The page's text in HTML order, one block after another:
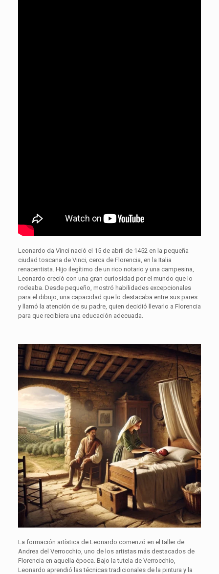
Leonardo da Vinci nació el 15 de abril de 1452 en la pequeña
ciudad toscana de Vinci, cerca de Florencia, en la Italia
renacentista. Hijo ilegítimo de un rico notario y una campesina,
Leonardo creció con una gran curiosidad por el mundo que lo
rodeaba. Desde pequeño, mostró habilidades excepcionales
para el dibujo, una capacidad que lo destacaba entre sus pares
y llamó la atención de su padre, quien decidió llevarlo a Florencia
para que recibiera una educación adecuada.
La formación artística de Leonardo comenzó en el taller de
Andrea del Verrocchio, uno de los artistas más destacados de
Florencia en aquella época. Bajo la tutela de Verrocchio,
Leonardo aprendió las técnicas tradicionales de la pintura y la